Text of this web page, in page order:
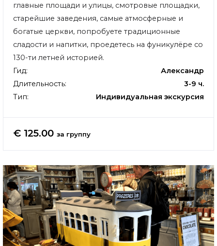
главные площади и улицы, смотровые площадки,
старейшие заведения, самые атмосферные и
богатые церкви, попробуете традиционные
сладости и напитки, проедетесь на фуникулёре со
130-ти летней историей.
Гид:
Александр
Длительность:
3-9 ч.
Тип:
Индивидуальная экскурсия
€ 125.00 за группу